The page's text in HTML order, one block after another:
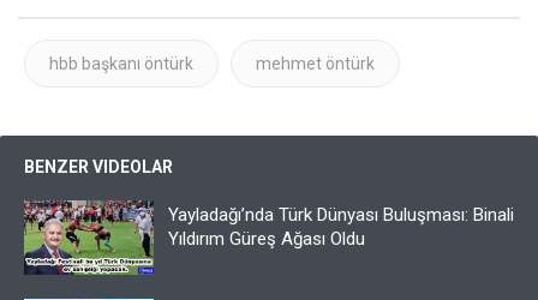
hbb başkanı öntürk mehmet öntürk
BENZER VIDEOLAR
Yayladağı’nda Türk Dünyası Buluşması: Binali
Yıldırım Güreş Ağası Oldu